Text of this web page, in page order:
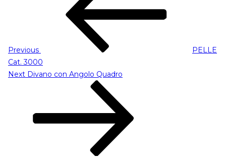
Previous
PELLE
Cat. 3000
Next
Next Divano con Angolo Quadro